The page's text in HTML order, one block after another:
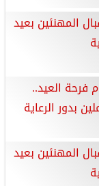
المهنئين بعيد
فرحة العيد..
بدور الرعاية
المهنئين بعيد